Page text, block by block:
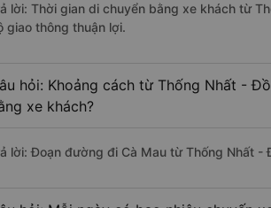
lời: Thời gian di chuyển bằng xe khách từ
giao thông thuận lợi.
hỏi: Khoảng cách từ Thống Nhất -
xe khách?
lời: Đoạn đường đi Cà Mau từ Thống Nhất -